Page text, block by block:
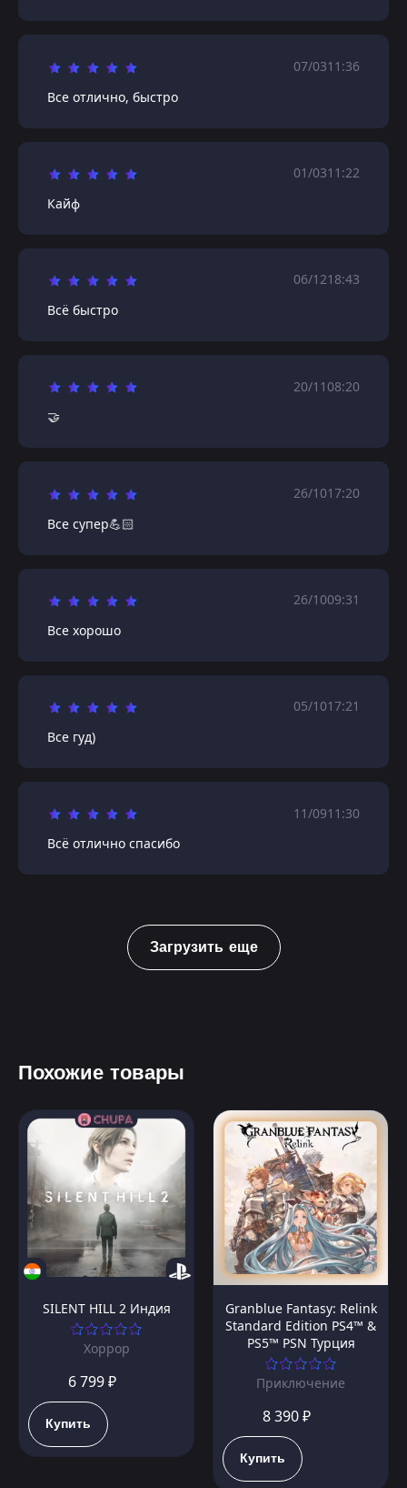
07/0311:36
Все отлично, быстро
01/0311:22
Кайф
06/1218:43
Всё быстро
20/1108:20
🤝
26/1017:20
Все супер💪🏻
26/1009:31
Все хорошо
05/1017:21
Все гуд)
11/0911:30
Всё отлично спасибо
Загрузить еще
Похожие товары
SILENT HILL 2 Индия
Хоррор
6 799 ₽
Купить
Granblue Fantasy: Relink
Standard Edition PS4™ &
PS5™ PSN Турция
Приключение
8 390 ₽
Купить